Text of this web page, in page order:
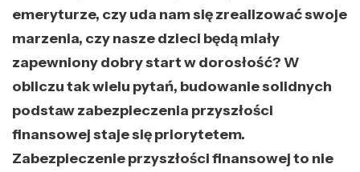
emeryturze, czy uda nam się zrealizować swoje
marzenia, czy nasze dzieci będą miały
zapewniony dobry start w dorosłość? W
obliczu tak wielu pytań, budowanie solidnych
podstaw zabezpieczenia przyszłości
finansowej staje się priorytetem.
Zabezpieczenie przyszłości finansowej to nie